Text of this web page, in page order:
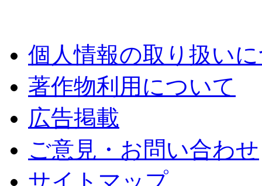
個人情報の取り扱い
著作物利用について
広告掲載
ご意見・お問い合わせ